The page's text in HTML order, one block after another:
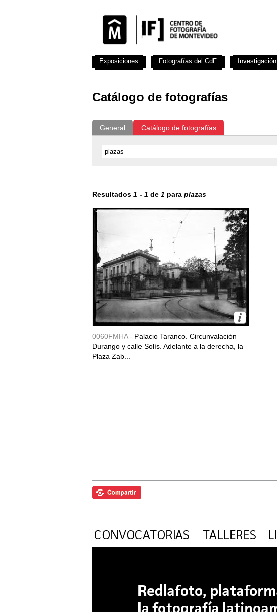
Catálogo de fotografías
General Catálogo de fotografías
Resultados 1 - 1 de 1 para plazas
0060FMHA - Palacio Taranco. Circunvalación
Durango y calle Solís. Adelante a la derecha, la
Plaza Zab...
Exposiciones Fotografías del CdF Investigación